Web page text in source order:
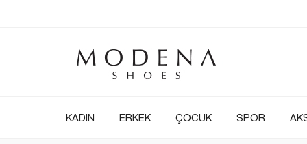
KADIN ERKEK ÇOCUK SPOR